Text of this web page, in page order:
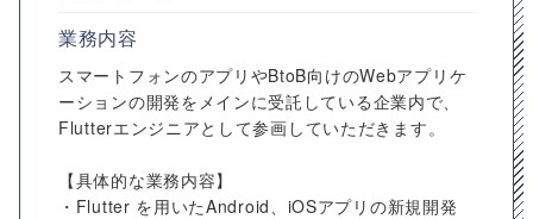
業務内容
スマートフォンのアプリやBtoB向けのWebアプリケ
ーションの開発をメインに受託している企業内で、
Flutterエンジニアとして参画していただきます。
【具体的な業務内容】
・Flutter を用いたAndroid、iOSアプリの新規開発